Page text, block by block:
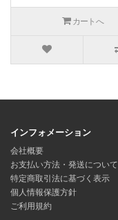
カートへ
インフォメーション
会社概要
お支払い方法・発送について
特定商取引法に基づく表示
個人情報保護方針
ご利用規約